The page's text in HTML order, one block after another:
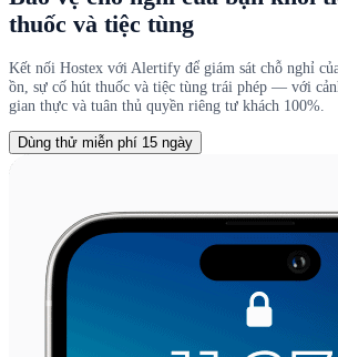
thuốc và tiệc tùng
Kết nối Hostex với Alertify để giám sát chỗ nghỉ
ồn, sự cố hút thuốc và tiệc tùng trái phép — với
gian thực và tuân thủ quyền riêng tư khách 100%.
Dùng thử miễn phí 15 ngày